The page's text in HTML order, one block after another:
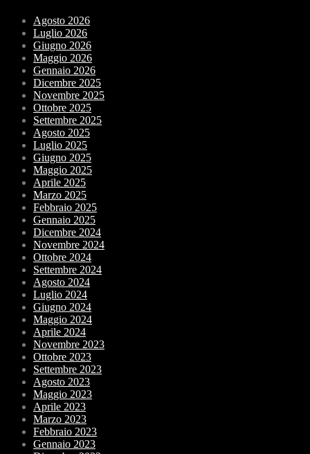
Agosto 2026
Luglio 2026
Giugno 2026
Maggio 2026
Gennaio 2026
Dicembre 2025
Novembre 2025
Ottobre 2025
Settembre 2025
Agosto 2025
Luglio 2025
Giugno 2025
Maggio 2025
Aprile 2025
Marzo 2025
Febbraio 2025
Gennaio 2025
Dicembre 2024
Novembre 2024
Ottobre 2024
Settembre 2024
Agosto 2024
Luglio 2024
Giugno 2024
Maggio 2024
Aprile 2024
Novembre 2023
Ottobre 2023
Settembre 2023
Agosto 2023
Maggio 2023
Aprile 2023
Marzo 2023
Febbraio 2023
Gennaio 2023